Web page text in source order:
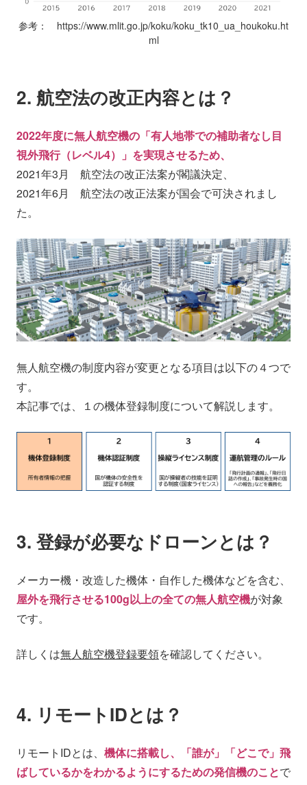
参考： https://www.mlit.go.jp/koku/koku_tk10_ua_houkoku.ht
ml
2. 航空法の改正内容とは？
2022年度に無人航空機の「有人地帯での補助者なし目
視外飛行（レベル4）」を実現させるため、
2021年3月 航空法の改正法案が閣議決定、
2021年6月 航空法の改正法案が国会で可決されまし
た。
無人航空機の制度内容が変更となる項目は以下の４つで
す。
本記事では、１の機体登録制度について解説します。
3. 登録が必要なドローンとは？
メーカー機・改造した機体・自作した機体などを含む、
屋外を飛行させる100g以上の全ての無人航空機が対象
です。
詳しくは無人航空機登録要領を確認してください。
4. リモートIDとは？
リモートIDとは、 機体に搭載し、「誰が」「どこで」飛
ばしているかをわかるようにするための発信機のことで